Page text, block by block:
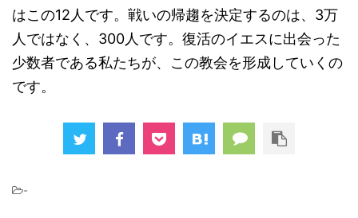
はこの12人です。戦いの帰趨を決定するのは、3万
人ではなく、300人です。復活のイエスに出会った
少数者である私たちが、この教会を形成していくの
です。
-